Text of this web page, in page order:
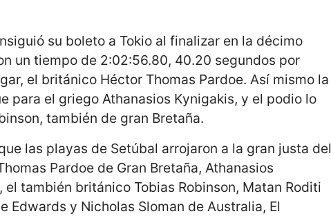
su boleto a Tokio al finalizar en la décimo
un tiempo de 2:02:56.80, 40.20 segundos por
el británico Héctor Thomas Pardoe. Así mismo la
para el griego Athanasios Kynigakis, y el podio lo
también de gran Bretaña.
las playas de Setúbal arrojaron a la gran justa del
Pardoe de Gran Bretaña, Athanasios
el también británico Tobias Robinson, Matan Roditi
Edwards y Nicholas Sloman de Australia, El